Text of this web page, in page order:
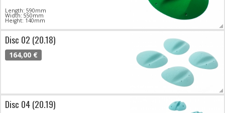
Length: 590mm
Width: 550mm
Height: 140mm
Disc 02 (20.18)
164,00 €
Disc 04 (20.19)